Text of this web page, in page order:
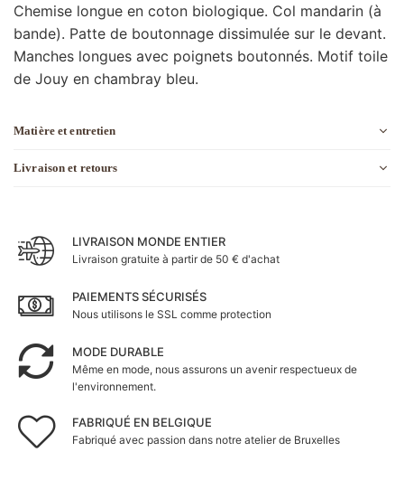
Chemise longue en coton biologique. Col mandarin (à
bande). Patte de boutonnage dissimulée sur le devant.
Manches longues avec poignets boutonnés. Motif toile
de Jouy en chambray bleu.
Matière et entretien
Livraison et retours
LIVRAISON MONDE ENTIER
Livraison gratuite à partir de 50 € d'achat
PAIEMENTS SÉCURISÉS
Nous utilisons le SSL comme protection
MODE DURABLE
Même en mode, nous assurons un avenir respectueux de
l'environnement.
FABRIQUÉ EN BELGIQUE
Fabriqué avec passion dans notre atelier de Bruxelles